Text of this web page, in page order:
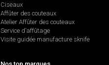
Ciseaux
Affûter des couteaux
Atelier Affûter des couteaux
Service d’affûtage
Visite guidée manufacture sknife